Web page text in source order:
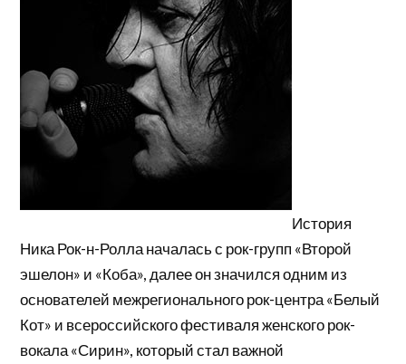
История
Ника Рок-н-Ролла началась с рок-групп «Второй
эшелон» и «Коба», далее он значился одним из
основателей межрегионального рок-центра «Белый
Кот» и всероссийского фестиваля женского рок-
вокала «Сирин», который стал важной